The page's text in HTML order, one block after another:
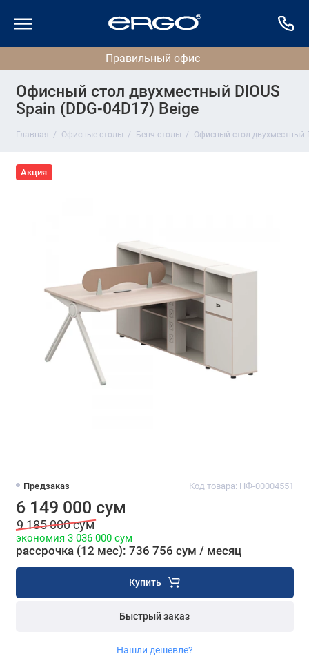
Офисный стол двухместный DIOUS
Spain (DDG-04D17) Beige
Главная Офисные столы Бенч-столы Офисный стол двухместный
Акция
Предзаказ Код товара: НФ-00004551
6 149 000 сум
9 185 000 сум
экономия 3 036 000 сум
рассрочка (12 мес): 736 756 сум / месяц
Купить
Быстрый заказ
Нашли дешевле?